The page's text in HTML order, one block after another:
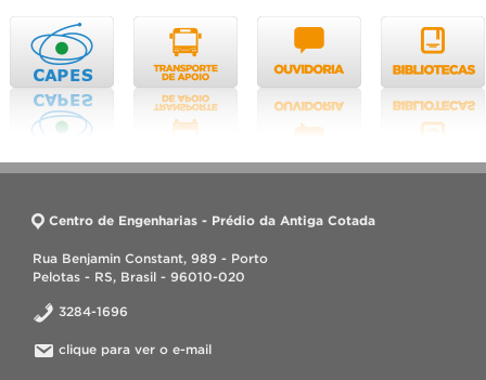
Centro de Engenharias - Prédio da Antiga Cotada
Rua Benjamin Constant, 989 - Porto
Pelotas - RS, Brasil - 96010-020
3284-1696
clique para ver o e-mail